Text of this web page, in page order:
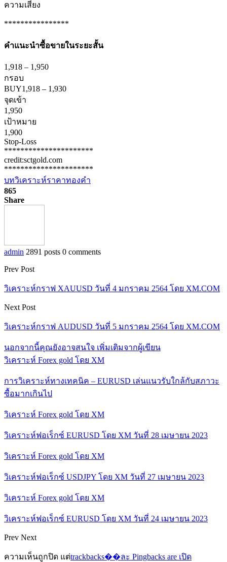
ความเสี่ยง
****************
คำแนะนำซื้อขายในระยะสั้น
1,918 – 1,950
กรอบ
BUY1,918 – 1,930
จุดเข้า
1,950
เป้าหมาย
1,900
Stop-Loss
**********************
credit:sctgold.com
**********************
บทวิเคราะห์ราคาทองคำ
865
Share
admin 2891 posts 0 comments
Prev Post
วิเคราะห์กราฟ XAUUSD วันที่ 4 มกราคม 2564 โดย XM.COM
Next Post
วิเคราะห์กราฟ AUDUSD วันที่ 5 มกราคม 2564 โดย XM.COM
นอกจากนี้คุณยังอาจสนใจ เพิ่มเติมจากผู้เขียน
วิเคราะห์ Forex gold โดย XM
การวิเคราะห์ทางเทคนิค – EURUSD เล่นแนวรับใกล้กับสภาวะ
ซื้อมากเกินไป
วิเคราะห์ Forex gold โดย XM
วิเคราะห์ฟอเร็กซ์ EURUSD โดย XM วันที่ 28 เมษายน 2023
วิเคราะห์ Forex gold โดย XM
วิเคราะห์ฟอเร็กซ์ USDJPY โดย XM วันที่ 27 เมษายน 2023
วิเคราะห์ Forex gold โดย XM
วิเคราะห์ฟอเร็กซ์ EURUSD โดย XM วันที่ 24 เมษายน 2023
Prev Next
ความเห็นถูกปิด แต่trackbacks��ละ Pingbacks are เปิด